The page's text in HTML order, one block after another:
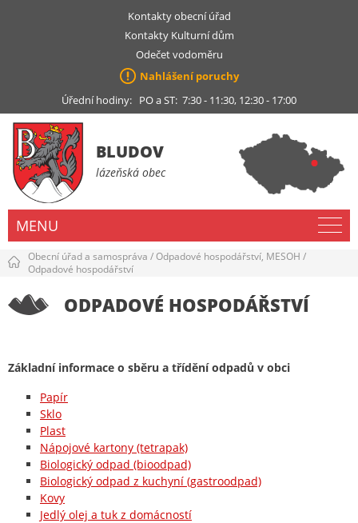
Kontakty obecní úřad
Kontakty Kulturní dům
Odečet vodoměru
Nahlášení poruchy
Úřední hodiny: PO a ST: 7:30 - 11:30, 12:30 - 17:00
BLUDOV
lázeňská obec
MENU
Obecní úřad a samospráva /Odpadové hospodářství, MESOH /
Odpadové hospodářství
ODPADOVÉ HOSPODÁŘSTVÍ
Základní informace o sběru a třídění odpadů v obci
Papír
Sklo
Plast
Nápojové kartony (tetrapak)
Biologický odpad (bioodpad)
Biologický odpad z kuchyní (gastroodpad)
Kovy
Jedlý olej a tuk z domácností